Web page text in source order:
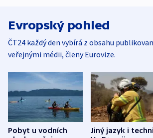
Evropský pohled
ČT24 každý den vybírá z obsahu
veřejnými médii, členy Eurovize.
Pobyt u vodních
Jiný jazyk i